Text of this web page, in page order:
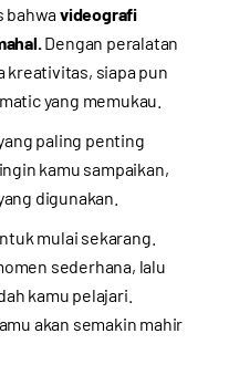
bahwavideografi
Dengan peralatan
kreativitas, siapa pun
yang memukau.
paling penting
kamu sampaikan,
digunakan.
mulai sekarang.
sederhana, lalu
kamu pelajari.
akan semakin mahir